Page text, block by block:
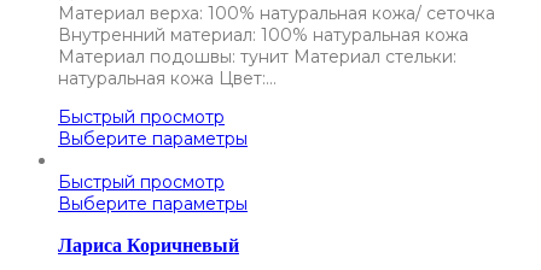
Материал верха: 100% натуральная кожа/ сеточка
Внутренний материал: 100% натуральная кожа
Материал подошвы: тунит Материал стельки:
натуральная кожа Цвет:…
Быстрый просмотр
Выберите параметры
Быстрый просмотр
Выберите параметры
Лариса Коричневый